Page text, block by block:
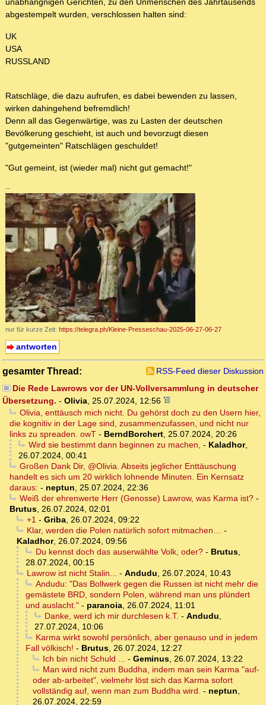
unabhängnigen Gerichten, zu den Unmenschen des Jahrtausends
abgestempelt wurden, verschlossen halten sind:
UK
USA
RUSSLAND
Ratschläge, die dazu aufrufen, es dabei bewenden zu lassen,
wirken dahingehend befremdlich!
Denn all das Gegenwärtige, was zu Lasten der deutschen
Bevölkerung geschieht, ist auch und bevorzugt diesen
"gutgemeinten" Ratschlägen geschuldet!
"Gut gemeint, ist (wieder mal) nicht gut gemacht!"
--
nur für kurze Zeit: https://telegra.ph/Kleine-Presseschau-2025-06-27-06-27
antworten
gesamter Thread:
RSS-Feed dieser Diskussion
Die Rede Lawrows vor der UN-Vollversammlung in deutscher
Übersetzung. - Olivia, 25.07.2024, 12:56
Olivia, enttäusch mich nicht. Du gehörst doch zu den Usern hier,
die kognitiv in der Lage sind, zusammenzufassen, und nicht nur
links zu spreaden. owT - BerndBorchert, 25.07.2024, 20:26
Wird sie bestimmt dann beginnen zu machen, - Kaladhor,
26.07.2024, 00:41
Großen Dank Dir, @Olivia. Abseits jeglicher Enttäuschung
handelt es sich um 20 wirklich lohnende Minuten. Ein Kernsatz
daraus: - neptun, 25.07.2024, 22:36
Weiß der ehrenwerte Herr (Genosse) Lawrow, was Karma ist?-
Brutus, 26.07.2024, 02:01
+1- Griba, 26.07.2024, 09:22
Klar, werden die Polen natürlich sofort mitmachen… -
Kaladhor, 26.07.2024, 09:56
Du kennst doch das auserwählte Volk, oder?- Brutus,
28.07.2024, 00:15
Lawrow ist nicht Stalin... - Andudu, 26.07.2024, 10:43
Andudu: "Das Bollwerk gegen die Russen ist nicht mehr die
gemästete BRD, sondern Polen, während man uns plündert
und auslacht." - paranoia, 26.07.2024, 11:01
Danke, werd ich mir durchlesen k.T. - Andudu,
27.07.2024, 10:06
Karma wirkt sowohl persönlich, aber genauso und in jedem
Fall völkisch! - Brutus, 26.07.2024, 12:27
Ich bin nicht Schuld ... - Geminus, 26.07.2024, 13:22
Man wird nicht zum Buddha, indem man sein Karma "auf-
oder ab-arbeitet", vielmehr löst sich das Karma sofort
vollständig auf, wenn man zum Buddha wird. - neptun,
26.07.2024, 22:59